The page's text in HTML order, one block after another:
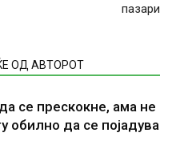
пазари
ОД АВТОРОТ
се прескокне, ама не
обилно да се појадува